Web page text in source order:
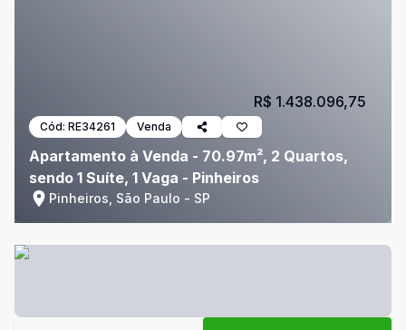
Cód: RE34261 Venda
Apartamento à Venda - 70.97m², 2 Quartos,
sendo 1 Suíte, 1 Vaga - Pinheiros
Pinheiros, São Paulo - SP
R$ 1.438.096,75